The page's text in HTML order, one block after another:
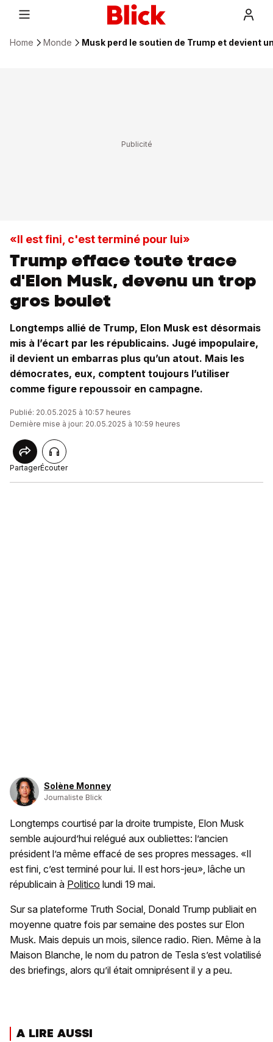
Home Monde Musk perd le soutien de Trump et devient
«Il est fini, c'est terminé pour lui»
Trump efface toute trace
d'Elon Musk, devenu un trop
gros boulet
Longtemps allié de Trump, Elon Musk est désormais
mis à l’écart par les républicains. Jugé impopulaire,
il devient un embarras plus qu’un atout. Mais les
démocrates, eux, comptent toujours l’utiliser
comme figure repoussoir en campagne.
Publié: 20.05.2025 à 10:57 heures
Dernière mise à jour: 20.05.2025 à 10:59 heures
PartagerÉcouter
Solène Monney
Journaliste Blick
Longtemps courtisé par la droite trumpiste, Elon Musk
semble aujourd’hui relégué aux oubliettes: l’ancien
président l’a même effacé de ses propres messages. «Il
est fini, c’est terminé pour lui. Il est hors-jeu», lâche un
républicain à Politico lundi 19 mai.
Sur sa plateforme Truth Social, Donald Trump publiait en
moyenne quatre fois par semaine des postes sur Elon
Musk. Mais depuis un mois, silence radio. Rien. Même à la
Maison Blanche, le nom du patron de Tesla s’est volatilisé
des briefings, alors qu’il était omniprésent il y a peu.
A LIRE AUSSI